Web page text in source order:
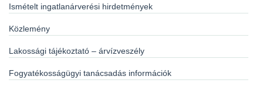
Ismételt ingatlanárverési hirdetmények
Közlemény
Lakossági tájékoztató – árvízveszély
Fogyatékosságügyi tanácsadás információk